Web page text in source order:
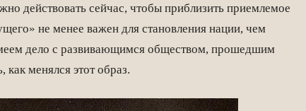
действовать сейчас, чтобы приблизить приемлемое
не менее важен для становления нации, чем
дело с развивающимся обществом, прошедшим
как менялся этот образ.